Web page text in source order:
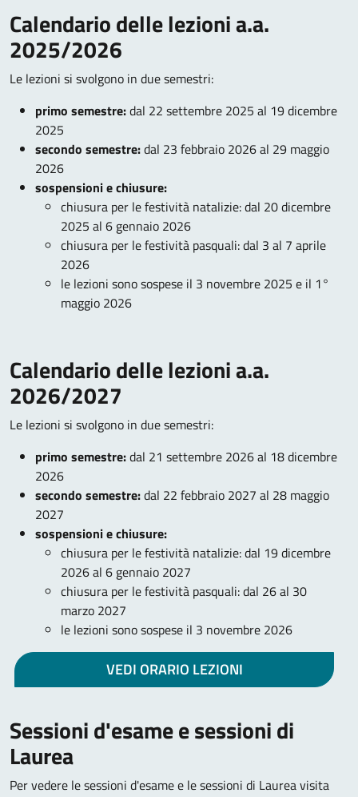
Calendario delle lezioni a.a.
2025/2026
Le lezioni si svolgono in due semestri:
primo semestre:dal 22 settembre 2025 al 19 dicembre
2025
secondo semestre:dal 23 febbraio 2026 al 29 maggio
2026
sospensioni e chiusure:
chiusura per le festività natalizie: dal 20 dicembre
2025 al 6 gennaio 2026
chiusura per le festività pasquali: dal 3 al 7 aprile
2026
le lezioni sono sospese il 3 novembre 2025 e il 1°
maggio 2026
Calendario delle lezioni a.a.
2026/2027
Le lezioni si svolgono in due semestri:
primo semestre:dal 21 settembre 2026 al 18 dicembre
2026
secondo semestre:dal 22 febbraio 2027 al 28 maggio
2027
sospensioni e chiusure:
chiusura per le festività natalizie: dal 19 dicembre
2026 al 6 gennaio 2027
chiusura per le festività pasquali: dal 26 al 30
marzo 2027
le lezioni sono sospese il 3 novembre 2026
VEDI ORARIO LEZIONI
Sessioni d'esame e sessioni di
Laurea
Per vedere le sessioni d'esame e le sessioni di Laurea visita